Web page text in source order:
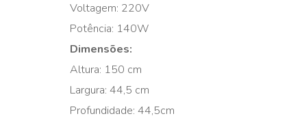
Voltagem: 220V
Potência: 140W
Dimensões:
Altura: 150 cm
Largura: 44,5 cm
Profundidade: 44,5cm